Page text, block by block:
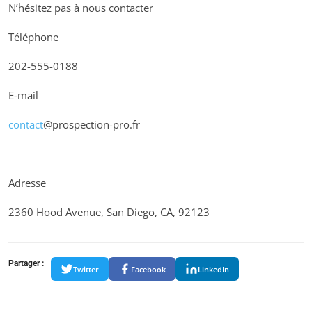
N’hésitez pas à nous contacter
Téléphone
202-555-0188
E-mail
contact@prospection-pro.fr
Adresse
2360 Hood Avenue, San Diego, CA, 92123
Partager :
Twitter Facebook LinkedIn